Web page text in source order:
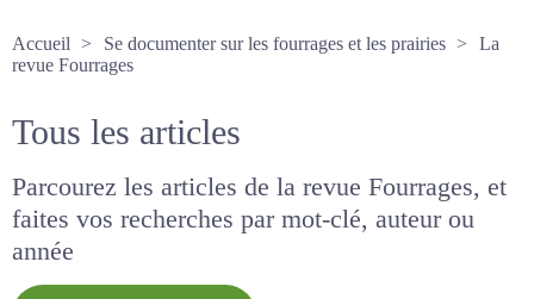
Accueil
Se documenter sur les fourrages et les prairies
La revue Fourrages
Tous les articles
Parcourez les articles de la revue Fourrages, et
faites vos recherches par mot-clé, auteur ou
année